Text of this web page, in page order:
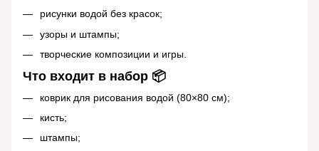
рисунки водой без красок;
узоры и штампы;
творческие композиции и игры.
Что входит в набор 📦
коврик для рисования водой (80×80 см);
кисть;
штампы;